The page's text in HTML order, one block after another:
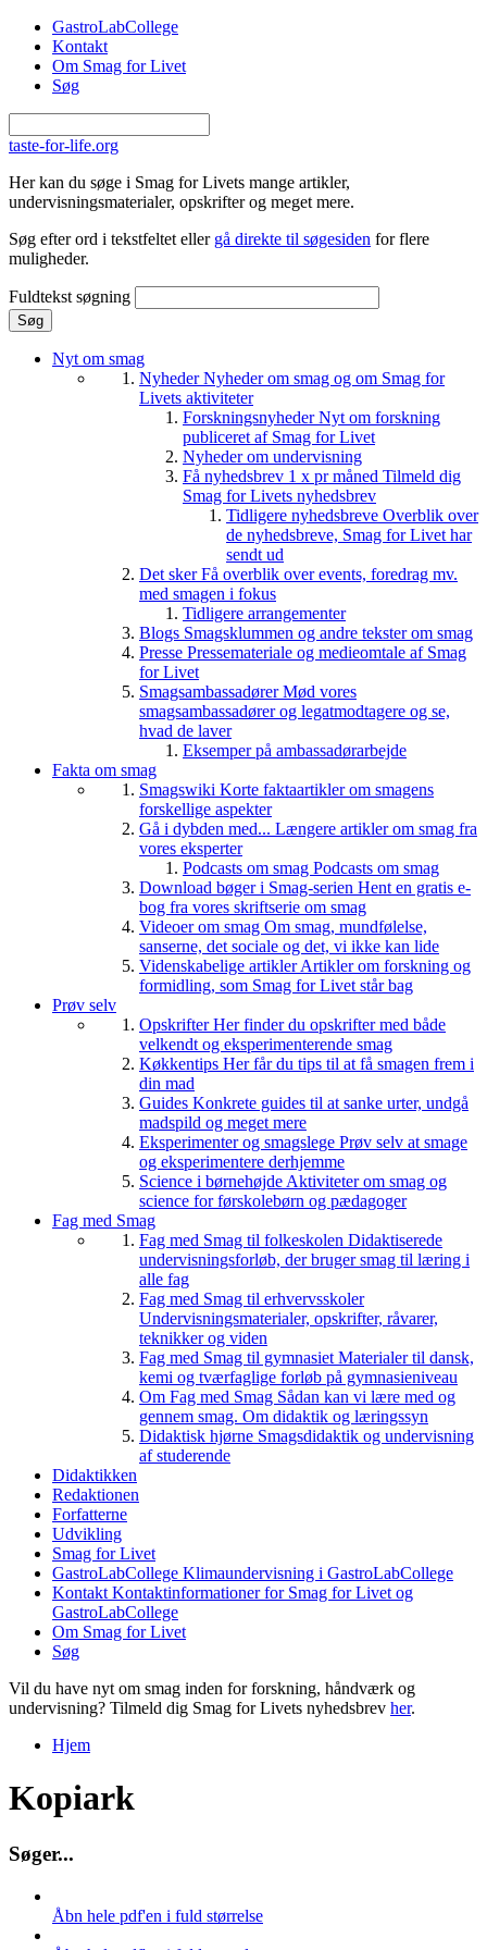
Gå til hovedindhold
GastroLabCollege
Kontakt
Om Smag for Livet
Søg
taste-for-life.org
Her kan du søge i Smag for Livets mange artikler,
undervisningsmaterialer, opskrifter og meget mere.
Søg efter ord i tekstfeltet eller gå direkte til søgesiden for flere
muligheder.
Fuldtekst søgning
Nyt om smag
NyhederNyheder om smag og om Smag for
Livets aktiviteter
ForskningsnyhederNyt om forskning
publiceret af Smag for Livet
Nyheder om undervisning
Få nyhedsbrev 1 x pr måned Tilmeld dig
Smag for Livets nyhedsbrev
Tidligere nyhedsbreve Overblik over
de nyhedsbreve, Smag for Livet har
sendt ud
Det skerFå overblik over events, foredrag mv.
med smagen i fokus
Tidligere arrangementer
Blogs Smagsklummen og andre tekster om smag
Presse Pressemateriale og medieomtale af Smag
for Livet
SmagsambassadørerMød vores
smagsambassadører og legatmodtagere og se,
hvad de laver
Eksemper på ambassadørarbejde
Fakta om smag
Smagswiki Korte faktaartikler om smagens
forskellige aspekter
Gå i dybden med... Længere artikler om smag fra
vores eksperter
Podcasts om smag Podcasts om smag
Download bøger i Smag-serien Hent en gratis e-
bog fra vores skriftserie om smag
Videoer om smag Om smag, mundfølelse,
sanserne, det sociale og det, vi ikke kan lide
Videnskabelige artiklerArtikler om forskning og
formidling, som Smag for Livet står bag
Prøv selv
OpskrifterHer finder du opskrifter med både
velkendt og eksperimenterende smag
Køkkentips Her får du tips til at få smagen frem i
din mad
Guides Konkrete guides til at sanke urter, undgå
madspild og meget mere
Eksperimenter og smagslege Prøv selv at smage
og eksperimentere derhjemme
Science i børnehøjde Aktiviteter om smag og
science for førskolebørn og pædagoger
Fag med Smag
Fag med Smag til folkeskolen Didaktiserede
undervisningsforløb, der bruger smag til læring i
alle fag
Fag med Smag til erhvervsskoler
Undervisningsmaterialer, opskrifter, råvarer,
teknikker og viden
Fag med Smag til gymnasiet Materialer til dansk,
kemi og tværfaglige forløb på gymnasieniveau
Om Fag med Smag Sådan kan vi lære med og
gennem smag. Om didaktik og læringssyn
Didaktisk hjørne Smagsdidaktik og undervisning
af studerende
Didaktikken
Redaktionen
Forfatterne
Udvikling
Smag for Livet
GastroLabCollege Klimaundervisning i GastroLabCollege
Kontakt Kontaktinformationer for Smag for Livet og
GastroLabCollege
Om Smag for Livet
Søg
Vil du have nyt om smag inden for forskning, håndværk og
undervisning? Tilmeld dig Smag for Livets nyhedsbrev her.
Hjem
Kopiark
Søger...
Åbn hele pdf'en i fuld størrelse